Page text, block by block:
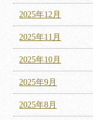
2025年12月
2025年11月
2025年10月
2025年9月
2025年8月